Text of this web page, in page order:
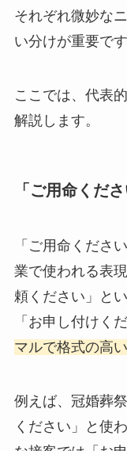
それぞれ微妙な
い分けが重要です
ここでは、代表
解説します。
「ご用命くだ
「ご用命くださ
業で使われる表
頼ください」と
「お申し付けく
マルで格式の高
例えば、冠婚葬
ください」と使